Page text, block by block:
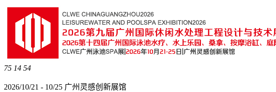
75 14 54
2026/10/21 - 10/25 广州灵感创新展馆